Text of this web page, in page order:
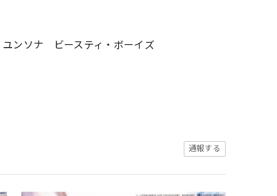
ソナ ビースティ・ボーイズ
通報する